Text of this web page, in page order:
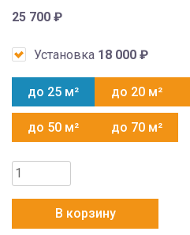
25 700 ₽
Установка 18 000 ₽
до 25 м² до 20 м²
до 50 м² до 70 м²
Количество
товара
ASW-
В корзину